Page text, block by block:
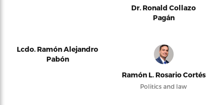
Dr. Ronald Collazo
Pagán
Lcdo. Ramón Alejandro
Pabón
Ramón L. Rosario Cortés
Politics and law